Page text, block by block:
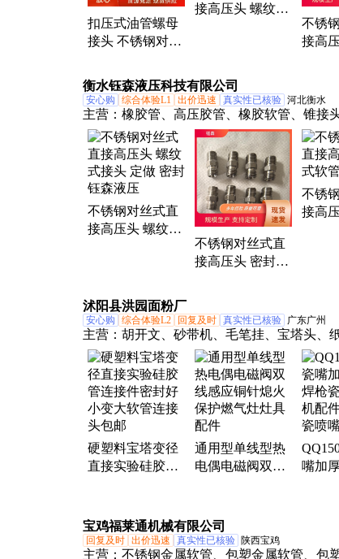
扣压式油管螺母
接头 不锈钢对丝
森 密封 源头工厂
接高压头 螺纹式
不锈
接高
森液
衡水钰森液压科技有限公司
安心购 综合体验L1 出价迅速 真实性已核验 河北衡水
主营： 橡胶管、高压胶管、橡胶软管、锥接
头、液压接头、不锈钢接头、注塑机接头、
316L接头、过渡接头、油堵接头、异型接头
头、直通接头、304接头、直角弯头、三通接
头、外螺纹接头、304金属软管、液压胶管、
管
不锈钢对丝式直
接高压头 螺纹式
不锈钢对丝式直
接高压头 密封好
不锈
接高
沭阳县洪园面粉厂
安心购 综合体验L2 回复及时 真实性已核验 广东广州
主营： 胡开文、砂带机、毛笔挂、宝塔头、
生熟、传感器、裁剪机、二胡弓、小提琴、
工石、车挂饰、毛笔墨、打磨机、氩弧焊、
瓷碟、垫琴拖、增氧泵、冲击钻、电锤电、
火器、砂轮机、六角柄
硬塑料宝塔变径
直接实验硅胶管
包邮
通用型单线型热
电偶电磁阀双线
件
嘴加
宝鸡福莱通机械有限公司
回复及时 出价迅速 真实性已核验 陕西宝鸡
主营： 不锈钢金属软管、包塑金属软管、包